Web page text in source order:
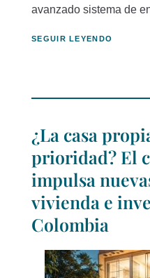
avanzado sistema de
SEGUIR LEYENDO
¿La casa
prioridad? El
impulsa
vivienda e
Colombia